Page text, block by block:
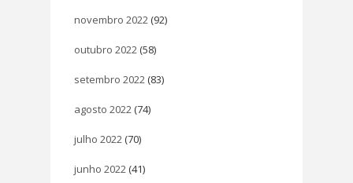
novembro 2022 (92)
outubro 2022 (58)
setembro 2022 (83)
agosto 2022 (74)
julho 2022 (70)
junho 2022 (41)